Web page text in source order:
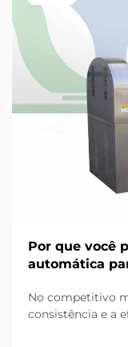
Por que você
automática
No competitivo
consistência e a